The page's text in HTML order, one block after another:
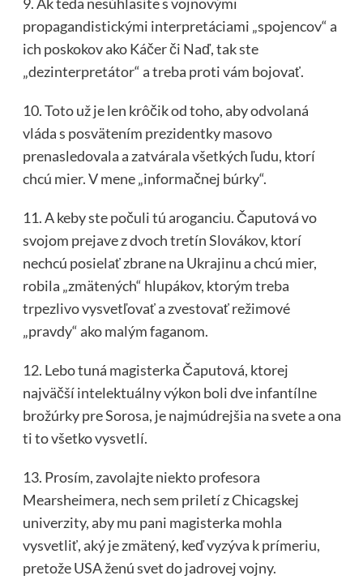
propagandistickými interpretáciami „spojencov“ a
ich poskokov ako Káčer či Naď, tak ste
„dezinterpretátor“ a treba proti vám bojovať.
10. Toto už je len krôčik od toho, aby odvolaná
vláda s posvätením prezidentky masovo
prenasledovala a zatvárala všetkých ľudu, ktorí
chcú mier. V mene „informačnej búrky“.
11. A keby ste počuli tú aroganciu. Čaputová vo
svojom prejave z dvoch tretín Slovákov, ktorí
nechcú posielať zbrane na Ukrajinu a chcú mier,
robila „zmätených“ hlupákov, ktorým treba
trpezlivo vysvetľovať a zvestovať režimové
„pravdy“ ako malým faganom.
12. Lebo tuná magisterka Čaputová, ktorej
najväčší intelektuálny výkon boli dve infantílne
brožúrky pre Sorosa, je najmúdrejšia na svete a ona
ti to všetko vysvetlí.
13. Prosím, zavolajte niekto profesora
Mearsheimera, nech sem priletí z Chicagskej
univerzity, aby mu pani magisterka mohla
vysvetliť, aký je zmätený, keď vyzýva k prímeriu,
pretože USA ženú svet do jadrovej vojny.